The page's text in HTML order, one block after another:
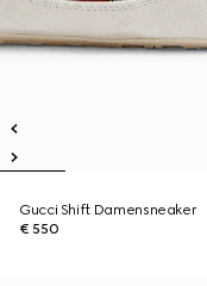
Gucci Shift Damensneaker
€ 550